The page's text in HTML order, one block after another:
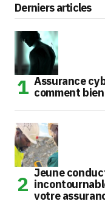
Derniers articles
Assurance
comment
Jeune
votre